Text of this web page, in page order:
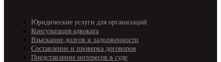
Юридические услуги для организаций
Консультация адвоката
Взыскание долгов и задолженности
Составление и проверка договоров
Представление интересов в суде